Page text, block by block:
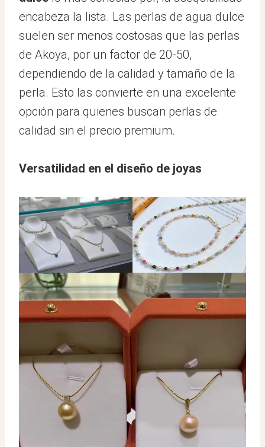
encabeza la lista. Las perlas de agua dulce
suelen ser menos costosas que las perlas
de Akoya, por un factor de 20-50,
dependiendo de la calidad y tamaño de la
perla. Esto las convierte en una excelente
opción para quienes buscan perlas de
calidad sin el precio premium.
Versatilidad en el diseño de joyas